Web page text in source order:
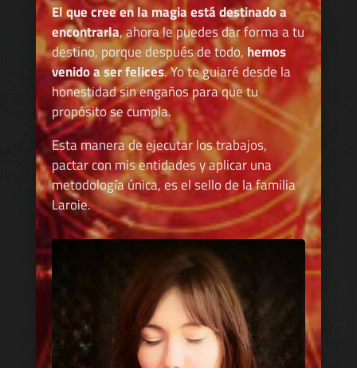
El que cree en la magia está destinado a
encontrarla, ahora le puedes dar forma a tu
destino, porque después de todo, hemos
venido a ser felices. Yo te guiaré desde la
honestidad sin engaños para que tu
propósito se cumpla.
Esta manera de ejecutar los trabajos,
pactar con mis entidades y aplicar una
metodología única, es el sello de la familia
Laroie.